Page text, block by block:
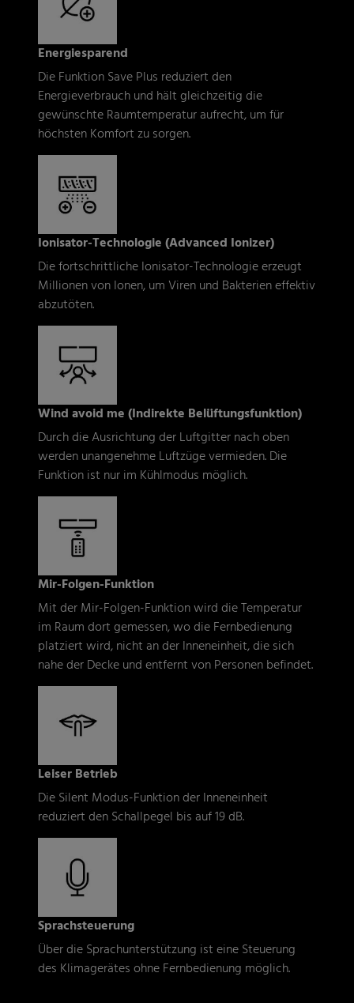
Energiesparend
Die Funktion Save Plus reduziert den
Energieverbrauch und hält gleichzeitig die
gewünschte Raumtemperatur aufrecht, um für
höchsten Komfort zu sorgen.
Ionisator-Technologie (Advanced Ionizer)
Die fortschrittliche Ionisator-Technologie erzeugt
Millionen von Ionen, um Viren und Bakterien effektiv
abzutöten.
Wind avoid me (Indirekte Belüftungsfunktion)
Durch die Ausrichtung der Luftgitter nach oben
werden unangenehme Luftzüge vermieden. Die
Funktion ist nur im Kühlmodus möglich.
Mir-Folgen-Funktion
Mit der Mir-Folgen-Funktion wird die Temperatur
im Raum dort gemessen, wo die Fernbedienung
platziert wird, nicht an der Inneneinheit, die sich
nahe der Decke und entfernt von Personen befindet.
Leiser Betrieb
Die Silent Modus-Funktion der Inneneinheit
reduziert den Schallpegel bis auf 19 dB.
Sprachsteuerung
Über die Sprachunterstützung ist eine Steuerung
des Klimagerätes ohne Fernbedienung möglich.